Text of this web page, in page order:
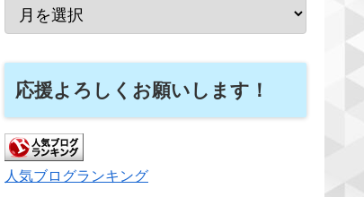
応援よろしくお願いします！
人気ブログランキング